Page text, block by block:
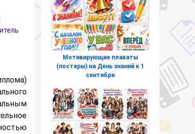
Мотивирующие плакаты
(постеры) на День знаний к 1
сентября